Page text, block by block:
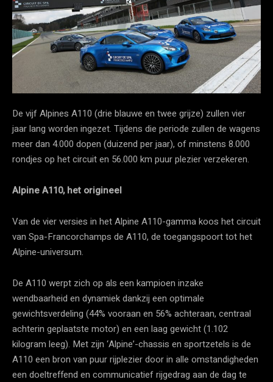
De vijf Alpines A110 (drie blauwe en twee grijze) zullen vier
jaar lang worden ingezet. Tijdens die periode zullen de wagens
meer dan 4.000 dopen (duizend per jaar), of minstens 8.000
rondjes op het circuit en 56.000 km puur plezier verzekeren.
Alpine A110, het origineel
Van de vier versies in het Alpine A110-gamma koos het circuit
van Spa-Francorchamps de A110, de toegangspoort tot het
Alpine-universum.
De A110 werpt zich op als een kampioen inzake
wendbaarheid en dynamiek dankzij een optimale
gewichtsverdeling (44% vooraan en 56% achteraan, centraal
achterin geplaatste motor) en een laag gewicht (1.102
kilogram leeg). Met zijn ‘Alpine’-chassis en sportzetels is de
A110 een bron van puur rijplezier door in alle omstandigheden
een doeltreffend en communicatief rijgedrag aan de dag te